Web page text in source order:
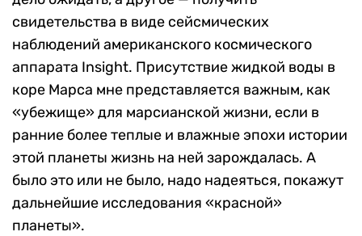
свидетельства в виде сейсмических
наблюдений американского космического
аппарата Insight. Присутствие жидкой воды в
коре Марса мне представляется важным, как
«убежище» для марсианской жизни, если в
ранние более теплые и влажные эпохи истории
этой планеты жизнь на ней зарождалась. А
было это или не было, надо надеяться, покажут
дальнейшие исследования «красной»
планеты».